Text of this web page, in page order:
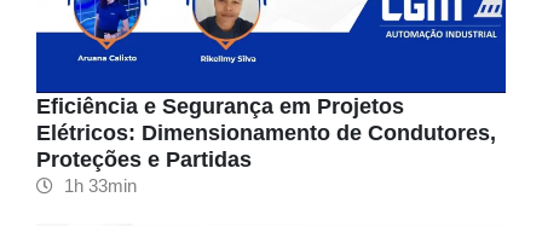
Eficiência e Segurança em Projetos
Elétricos: Dimensionamento de Condutores,
Proteções e Partidas
1h 33min